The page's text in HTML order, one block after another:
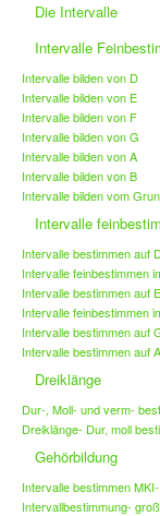
Die Intervalle
Intervalle
Intervalle bilden von D
Intervalle bilden von E
Intervalle bilden von F
Intervalle bilden von G
Intervalle bilden von A
Intervalle bilden von B
Intervalle bilden vom
Intervalle
Intervalle bestimmen auf
Intervalle feinbestimmen
Intervalle bestimmen auf E
Intervalle feinbestimmen
Intervalle bestimmen auf
Intervalle bestimmen auf
Dreiklänge
Dur-, Moll- und verm-
Dreiklänge- Dur, moll
Gehörbildung
Intervalle bestimmen
Intervallbestimmung-